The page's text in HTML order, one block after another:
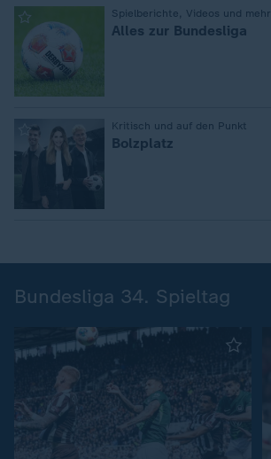
Spielberichte, Videos und mehr
Alles zur Bundesliga
Kritisch und auf den Punkt
Bolzplatz
Bundesliga 34. Spieltag